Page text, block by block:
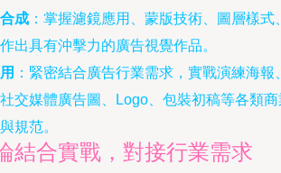
成 ：掌握濾鏡應用、蒙版技術、圖層樣式
出具有沖擊力的廣告視覺作品。
：緊密結合廣告行業需求，實戰演練海報
交媒體廣告圖、Logo、包裝初稿等各類商
規范。
結合實戰，對接行業需求